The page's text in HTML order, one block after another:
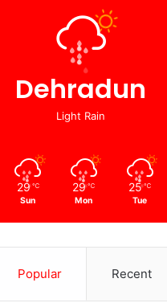
Dehradun
Light Rain
29 ℃
Sun
29 ℃
Mon
25 ℃
Tue
Popular Recent